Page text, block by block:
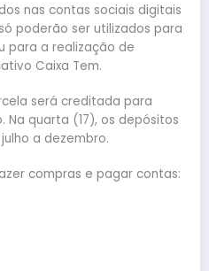
nas contas sociais digitais
poderão ser utilizados para
para a realização de
Caixa Tem.
será creditada para
Na quarta (17), os depósitos
a dezembro.
compras e pagar contas: